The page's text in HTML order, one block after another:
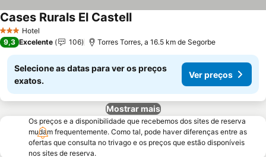
3 EstrelasHotel
Cases Rurals El Castell
9,3 Excelente 106 Torres Torres, a 16.5 km de Segorbe
Selecione as datas para ver os preços
exatos.
Ver preços
Mostrar mais
Os preços e a disponibilidade que recebemos dos sites de reserva
mudam frequentemente. Como tal, pode haver diferenças entre as
ofertas que consulta no trivago e os preços que estão disponíveis
nos sites de reserva.